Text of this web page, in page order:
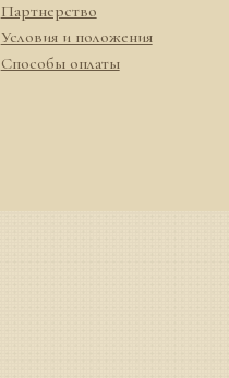
Партнерство
Условия и положения
Способы оплаты